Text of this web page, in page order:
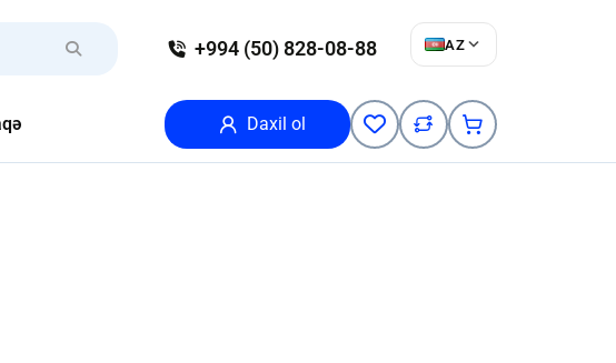
+994 (50) 828-08-88 AZ
Daxil ol